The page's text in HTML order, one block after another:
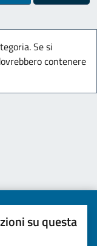
Se si
contenere
su questa